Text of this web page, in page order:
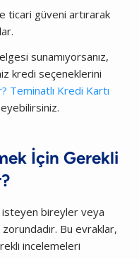
ticari güveni artırarak
sunamıyorsanız,
kredi seçeneklerini
Teminatlı Kredi Kartı
İçin Gerekli
isteyen bireyler veya
Bu evraklar,
incelemeleri